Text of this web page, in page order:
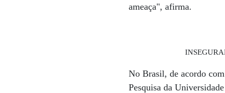
ameaça", afirma.
No Brasil, de acordo
Pesquisa da